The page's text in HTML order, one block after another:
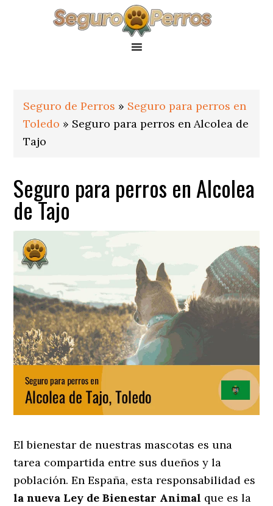
Seguro de Perros » Seguro para perros en
Toledo » Seguro para perros en Alcolea de
Tajo
Seguro para perros en Alcolea
de Tajo
El bienestar de nuestras mascotas es una
tarea compartida entre sus dueños y la
población. En España, esta responsabilidad es
la nueva Ley de Bienestar Animal que es la